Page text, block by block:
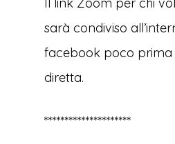
sarà condiviso
facebook poco prima
diretta.
*********************